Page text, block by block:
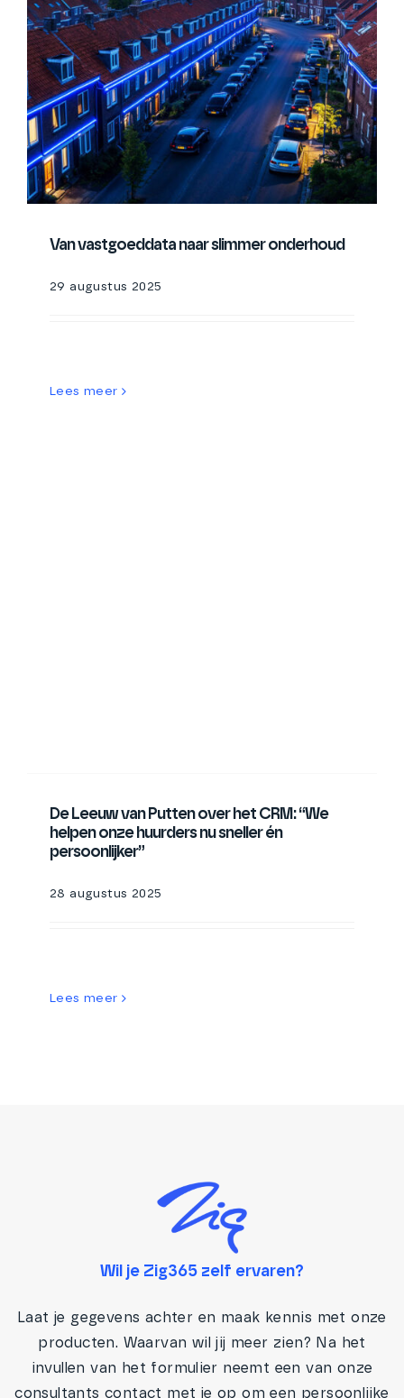
Van vastgoeddata naar slimmer onderhoud
29 augustus 2025
Lees meer
De Leeuw van Putten over het CRM: “We
helpen onze huurders nu sneller én
persoonlijker”
28 augustus 2025
Lees meer
Wil je Zig365 zelf ervaren?
Laat je gegevens achter en maak kennis met onze
producten. Waarvan wil jij meer zien? Na het
invullen van het formulier neemt een van onze
consultants contact met je op om een persoonlijke